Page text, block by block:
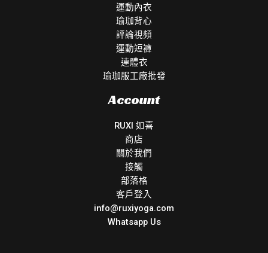
運動內衣
瑜珈背心
評論視頻
運動短褲
連體衣
瑜珈服工廠批發
Account
RUXI 如喜
商店
關於我們
接觸
部落格
客戶登入
info@ruxiyoga.com
Whatsapp Us